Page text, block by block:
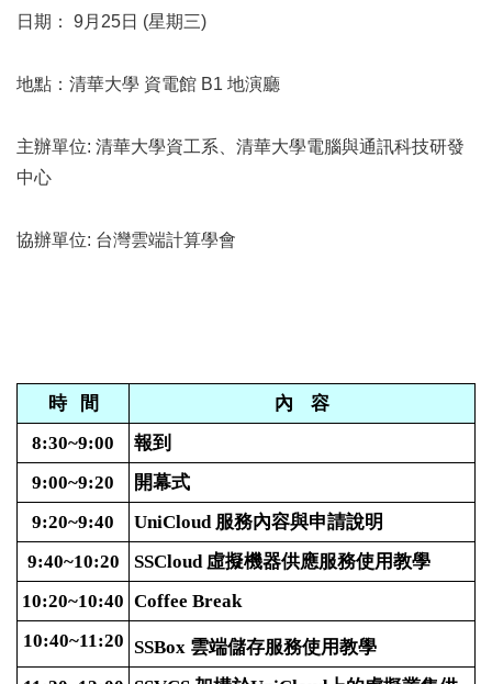
日期： 9月25日 (星期三)
地點：清華大學 資電館 B1 地演廳
主辦單位: 清華大學資工系、清華大學電腦與通訊科技研發
中心
協辦單位: 台灣雲端計算學會
時 間 內 容
8:30~9:00 報到
9:00~9:20 開幕式
9:20~9:40 UniCloud 服務內容與申請說明
9:40~10:20 SSCloud 虛擬機器供應服務使用教學
10:20~10:40 Coffee Break
10:40~11:20 SSBox 雲端儲存服務使用教學